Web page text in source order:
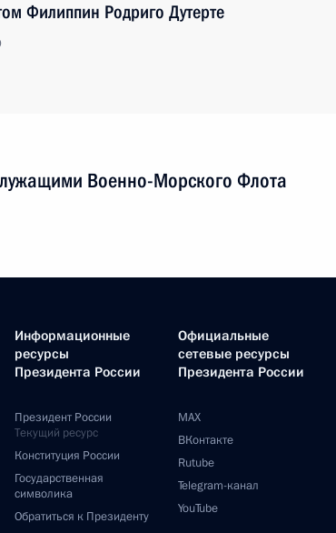
Филиппин Родриго Дутерте
Военно-Морского Флота
Информационные
ресурсы
Президента России
Президент России
Текущий ресурс
Конституция России
Государственная
символика
Обратиться к Президенту
Официальные
сетевые ресурсы
Президента России
MAX
ВКонтакте
Rutube
Telegram-канал
YouTube